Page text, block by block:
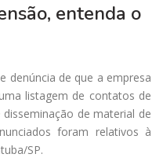
entenda o
denúncia de que a empresa
listagem de contatos de
de material de
foram relativos à
SP.